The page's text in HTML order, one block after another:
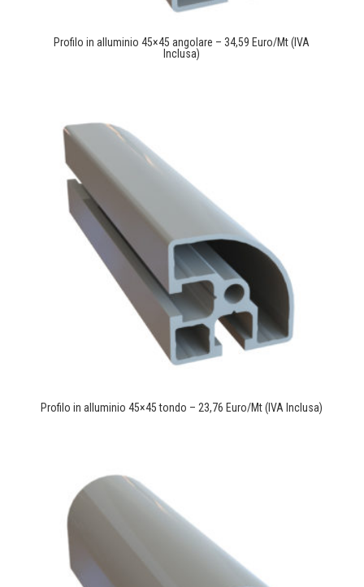
Profilo in alluminio 45×45 angolare – 34,59 Euro/Mt (IVA
Inclusa)
Profilo in alluminio 45×45 tondo – 23,76 Euro/Mt (IVA Inclusa)